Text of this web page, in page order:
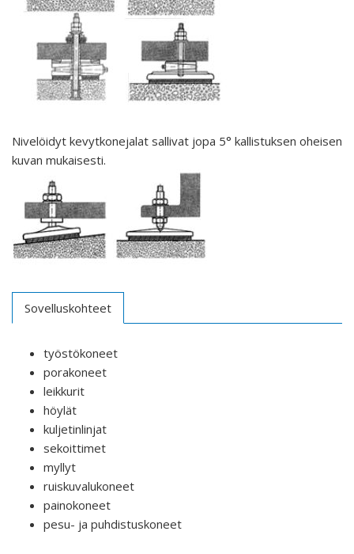
Nivelöidyt kevytkonejalat sallivat jopa 5° kallistuksen oheisen
kuvan mukaisesti.
Sovelluskohteet
työstökoneet
porakoneet
leikkurit
höylät
kuljetinlinjat
sekoittimet
myllyt
ruiskuvalukoneet
painokoneet
pesu- ja puhdistuskoneet